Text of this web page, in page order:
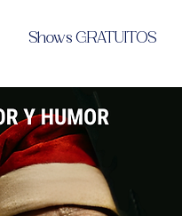
Shows GRATUITOS